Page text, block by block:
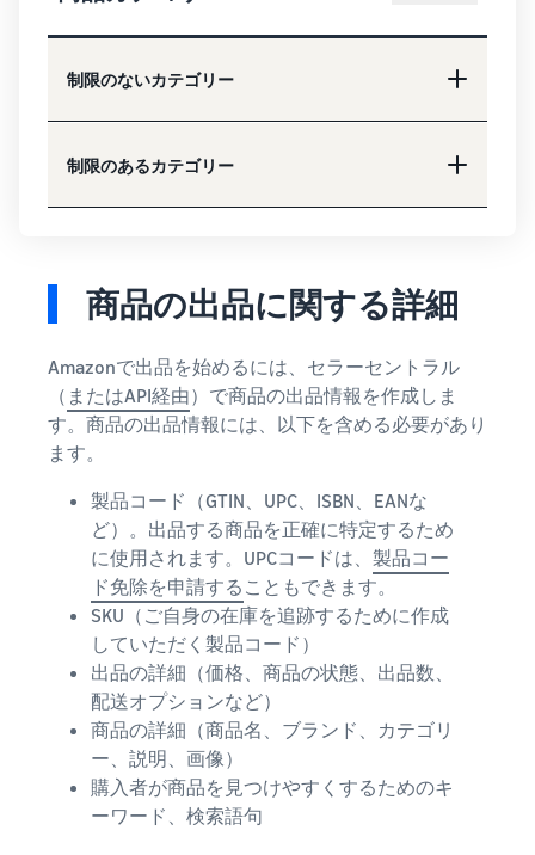
制限のないカテゴリー
制限のあるカテゴリー
商品の出品に関する詳細
Amazonで出品を始めるには、セラーセントラル
（ またはAPI経由）で商品の出品情報を作成しま
す。商品の出品情報には、以下を含める必要があり
ます。
製品コード（GTIN、UPC、ISBN、EANな
ど）。出品する商品を正確に特定するため
に使用されます。UPCコードは、 製品コー
ド免除を申請する こともできます。
SKU（ご自身の在庫を追跡するために作成
していただく製品コード）
出品の詳細（価格、商品の状態、出品数、
配送オプションなど）
商品の詳細（商品名、ブランド、カテゴリ
ー、説明、画像）
購入者が商品を見つけやすくするためのキ
ーワード、検索語句